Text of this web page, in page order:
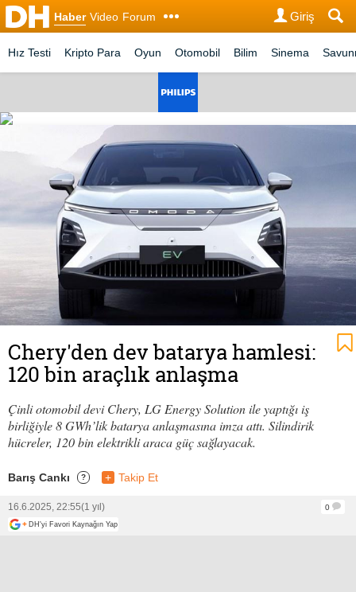
Haber Video Forum Giriş
Hız Testi Kripto Para Oyun Otomobil Bilim Sinema
Chery'den dev batarya hamlesi:
120 bin araçlık anlaşma
Çinli otomobil devi Chery, LG Energy Solution ile yaptığı iş
birliğiyle 8 GWh’lik batarya anlaşmasına imza attı. Silindirik
hücreler, 120 bin elektrikli araca güç sağlayacak.
Barış Cankı ? + Takip Et
16.6.2025, 22:55(1 yıl)
0
+ DH'yi Favori Kaynağın Yap